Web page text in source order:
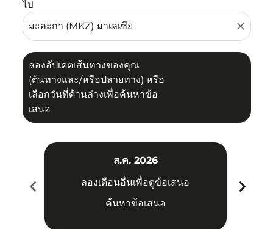
ไป
close
ลองอัปเดตเส้นทางของคุณ
(ต้นทางและ/หรือปลายทาง) หรือ
เลือกวันที่ด้านล่างเพื่อค้นหาข้อ
เสนอ
chevron_left
ส.ค. 2026
ลองเดือนอื่นเพื่อดูข้อเสนอ
ค้นหาข้อเสนอ
chevron_right